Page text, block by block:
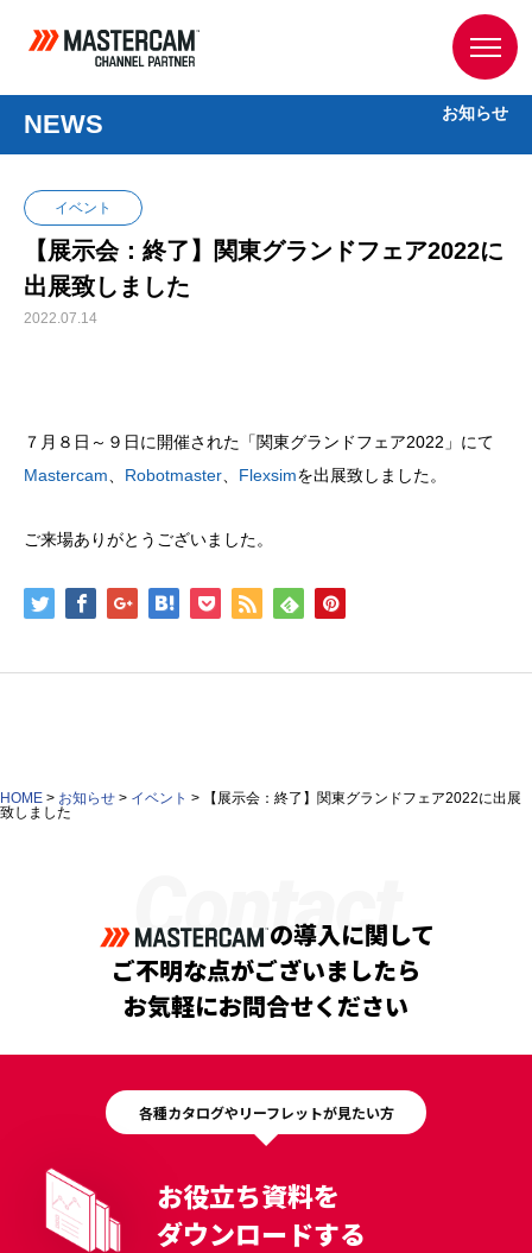
NEWS お知らせ
イベント
【展示会：終了】関東グランドフェア2022に
出展致しました
2022.07.14
７月８日～９日に開催された「関東グランドフェア2022」にて
Mastercam
Robotmaster Flexsimを出展致しました。
ご来場ありがとうございました。
HOME > お知らせ > イベント >
【展示会：終了】関東グランドフェア2022に出展
致しました
Contact
の導入に関して
ご不明な点がございましたら
お気軽にお問合せください
各種カタログやリーフレットが見たい方
お役立ち資料を
ダウンロードする